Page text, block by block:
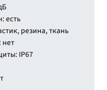
есть
резина, ткань
нет
IP67